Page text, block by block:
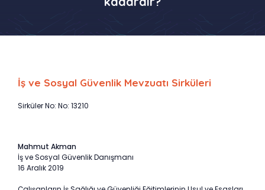
İş ve Sosyal Güvenlik Mevzuatı Sirküleri
Sirküler No: No: 13210
Mahmut Akman
İş ve Sosyal Güvenlik Danışmanı
16 Aralık 2019